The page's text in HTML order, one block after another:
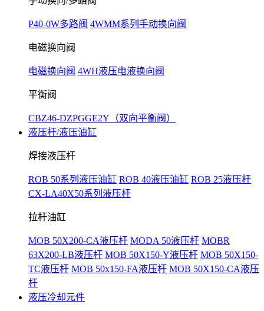
P40-0W多路阀 4WMM系列手动换向阀
电磁换向阀
电磁换向阀 4WH液压电液换向阀
平衡阀
CBZ46-DZPGGE2Y（双向平衡阀）
液压杆/液压油缸
焊接液压杆
ROB 50系列液压油缸 ROB 40液压油缸 ROB 25液压杆
CX-LA40X50系列液压杆
拉杆油缸
MOB 50X200-CA液压杆 MODA 50液压杆 MOBR
63X200-LB液压杆 MOB 50X150-Y液压杆 MOB 50X150-
TC液压杆 MOB 50x150-FA液压杆 MOB 50X150-CA液压
杆
液压冷却元件